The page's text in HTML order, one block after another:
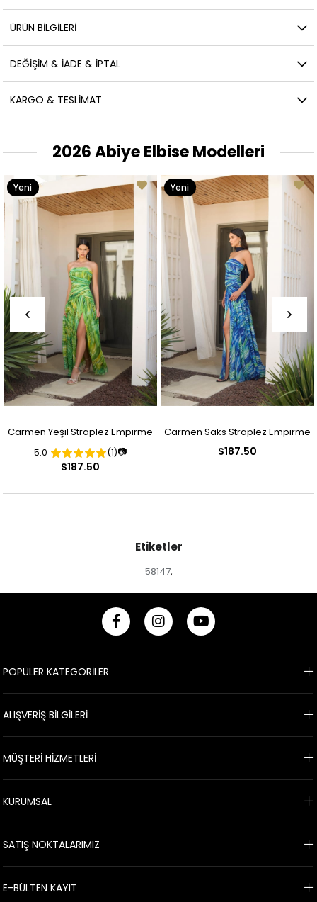
ÜRÜN BILGILERI
DEĞIŞIM & İADE & İPTAL
KARGO & TESLIMAT
2026 Abiye Elbise Modelleri
Carmen Yeşil Straplez Empirme
Desenli Abiye Elbise
5.0 (1)📷
$187.50
Yeni
Ürün
Carmen Saks Straplez Empirme
$187.50
Yeni
Ürün
Etiketler
58147,
POPÜLER KATEGORİLER
ALIŞVERİŞ BİLGİLERİ
MÜŞTERİ HİZMETLERİ
KURUMSAL
SATIŞ NOKTALARIMIZ
E-BÜLTEN KAYIT